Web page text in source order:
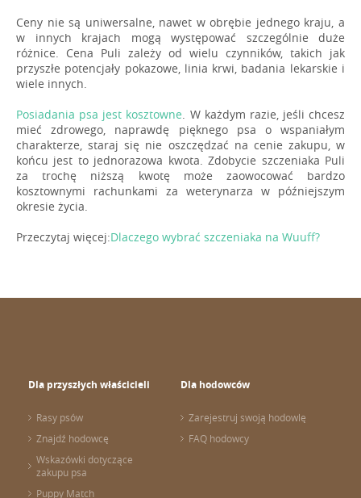
Ceny nie są uniwersalne, nawet w obrębie jednego kraju, a
w innych krajach mogą występować szczególnie duże
różnice. Cena Puli zależy od wielu czynników, takich jak
przyszłe potencjały pokazowe, linia krwi, badania lekarskie i
wiele innych.
Posiadania psa jest kosztowne . W każdym razie, jeśli chcesz
mieć zdrowego, naprawdę pięknego psa o wspaniałym
charakterze, staraj się nie oszczędzać na cenie zakupu, w
końcu jest to jednorazowa kwota. Zdobycie szczeniaka Puli
za trochę niższą kwotę może zaowocować bardzo
kosztownymi rachunkami za weterynarza w późniejszym
okresie życia.
Przeczytaj więcej:Dlaczego wybrać szczeniaka na Wuuff?
Dla przyszłych właścicieli
Rasy psów
Znajdź hodowcę
Wskazówki dotyczące
zakupu psa
Puppy Match
Dla hodowców
Zarejestruj swoją hodowlę
FAQ hodowcy